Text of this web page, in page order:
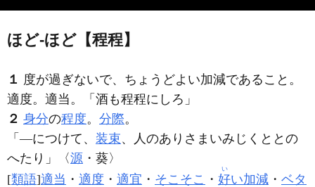
ほど‐ほど【程程】
１ 度が過ぎないで、ちょうどよい加減であること。
適度。適当。「酒も程程にしろ」
２ 身分の程度。 分際。
「―につけて、 装束、人のありさまいみじくととの
へたり」〈源 ・葵〉
[類語]適当 ・ 適度 ・ 適宜 ・ そこそこ ・ 好
い
い加減 ・ ベタ